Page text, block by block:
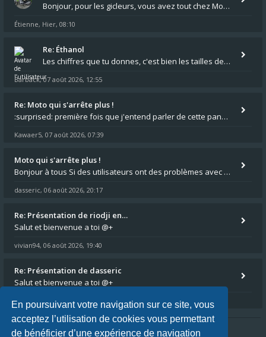
En poursuivant votre navigation sur ce site, vous
acceptez l’utilisation de cookies vous permettant
de bénéficier d’une expérience de navigation
Bonjour, pour les gicleurs, vous avez tout chez Motokristen à Bar sur Aube. https://www.motokristen.fr/produits/4946-l
Étienne, Hier, 08:10
Re: Éthanol
Les chiffres que tu donnes, c'est bien les tailles de gicleur ? Par contre tes "-2 tours" à quoi correspondent t'ils ?
Barback,07 août 2026, 12:55
Re: Moto qui s'arrête plus !
:surprised: première fois que j'entend parler de cette panne ,ta moto aurait été maraboutée? :pretre:
Kawaer5, 07 août 2026, 07:39
Moto qui s'arrête plus !
Bonjour à tous Si des utilisateurs ont des problèmes avec leur moto qui démarre plus, la mienne ne coupe plus :?: - Je
dasseric, 06 août 2026, 20:17
Re: Présentation de riodji en…
Salut et bienvenue a toi @+
vivian94, 06 août 2026, 19:40
Re: Présentation de dasseric
Salut et bienvenue a toi @+
vivian94 ,06 août 2026, 19:40